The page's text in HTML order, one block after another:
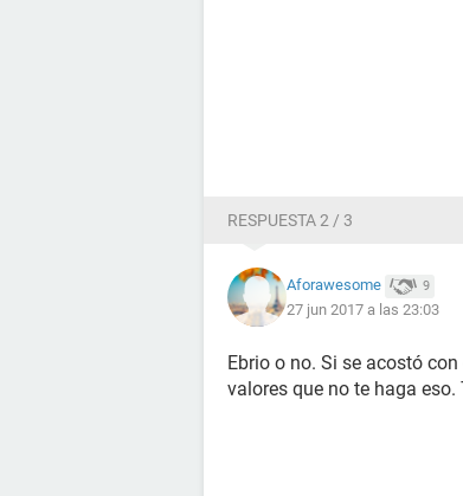
RESPUESTA 2 / 3
Aforawesome 9
27 jun 2017 a las 23:03
Ebrio o no. Si se acostó
valores que no te haga eso.